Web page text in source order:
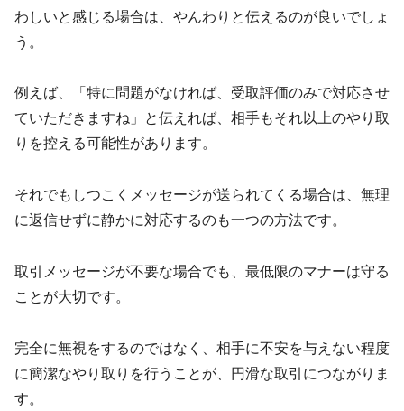
わしいと感じる場合は、やんわりと伝えるのが良いでしょ
う。
例えば、「特に問題がなければ、受取評価のみで対応させ
ていただきますね」と伝えれば、相手もそれ以上のやり取
りを控える可能性があります。
それでもしつこくメッセージが送られてくる場合は、無理
に返信せずに静かに対応するのも一つの方法です。
取引メッセージが不要な場合でも、最低限のマナーは守る
ことが大切です。
完全に無視をするのではなく、相手に不安を与えない程度
に簡潔なやり取りを行うことが、円滑な取引につながりま
す。